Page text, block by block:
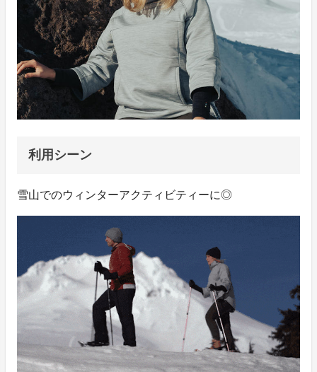
利用シーン
雪山でのウィンターアクティビティーに◎